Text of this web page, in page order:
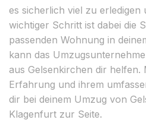
es sicherlich viel zu erledigen
wichtiger Schritt ist dabei die
passenden Wohnung in
kann das
aus Gelsenkirchen dir helfen.
Erfahrung und ihrem
dir bei deinem Umzug von
Klagenfurt zur Seite.